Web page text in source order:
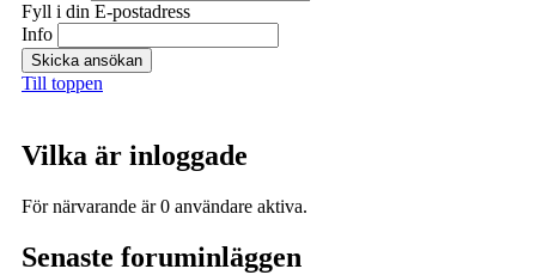
Fyll i din E-postadress
Info
Till toppen
Vilka är inloggade
För närvarande är 0 användare aktiva.
Senaste foruminläggen